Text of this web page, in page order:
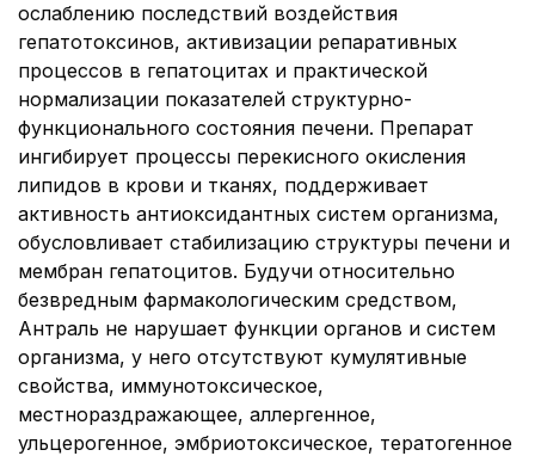
ослаблению последствий воздействия
гепатотоксинов, активизации репаративных
процессов в гепатоцитах и практической
нормализации показателей структурно-
функционального состояния печени. Препарат
ингибирует процессы перекисного окисления
липидов в крови и тканях, поддерживает
активность антиоксидантных систем организма,
обусловливает стабилизацию структуры печени и
мембран гепатоцитов. Будучи относительно
безвредным фармакологическим средством,
Антраль не нарушает функции органов и систем
организма, у него отсутствуют кумулятивные
свойства, иммунотоксическое,
местнораздражающее, аллергенное,
ульцерогенное, эмбриотоксическое, тератогенное